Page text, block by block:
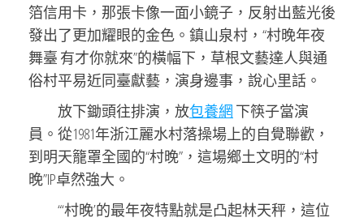
箔信用卡，那張卡像一面小鏡子，反射出藍光後
發出了更加耀眼的金色。鎮山泉村，“村晚年夜
舞臺 有才你就來”的橫幅下，草根文藝達人與通
俗村平易近同臺獻藝，演身邊事，說心里話。
放下鋤頭往排演，放包養網 下筷子當演
員。從1981年浙江麗水村落操場上的自覺聯歡，
到明天籠罩全國的“村晚”，這場鄉土文明的“村
晚”IP卓然強大。
“‘村晚’的最年夜特點就是凸起林天秤，這位